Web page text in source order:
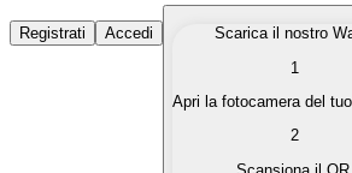
Acquista Criptovalute
Acquista le criptovalute che ti
Converti le tue criptovalute in
Registrati Accedi
Scarica il nostro
1
Apri la fotocamera del
2